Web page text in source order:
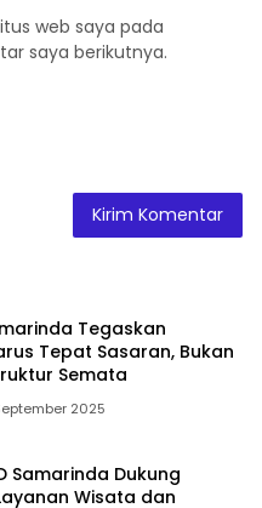
web saya pada
saya berikutnya.
Tegaskan
Tepat Sasaran, Bukan
Semata
2025
Samarinda Dukung
Wisata dan